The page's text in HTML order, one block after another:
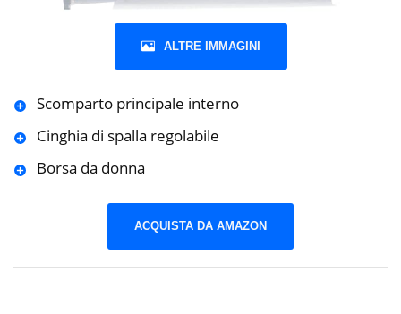
ALTRE IMMAGINI
Scomparto principale interno
Cinghia di spalla regolabile
Borsa da donna
ACQUISTA DA AMAZON